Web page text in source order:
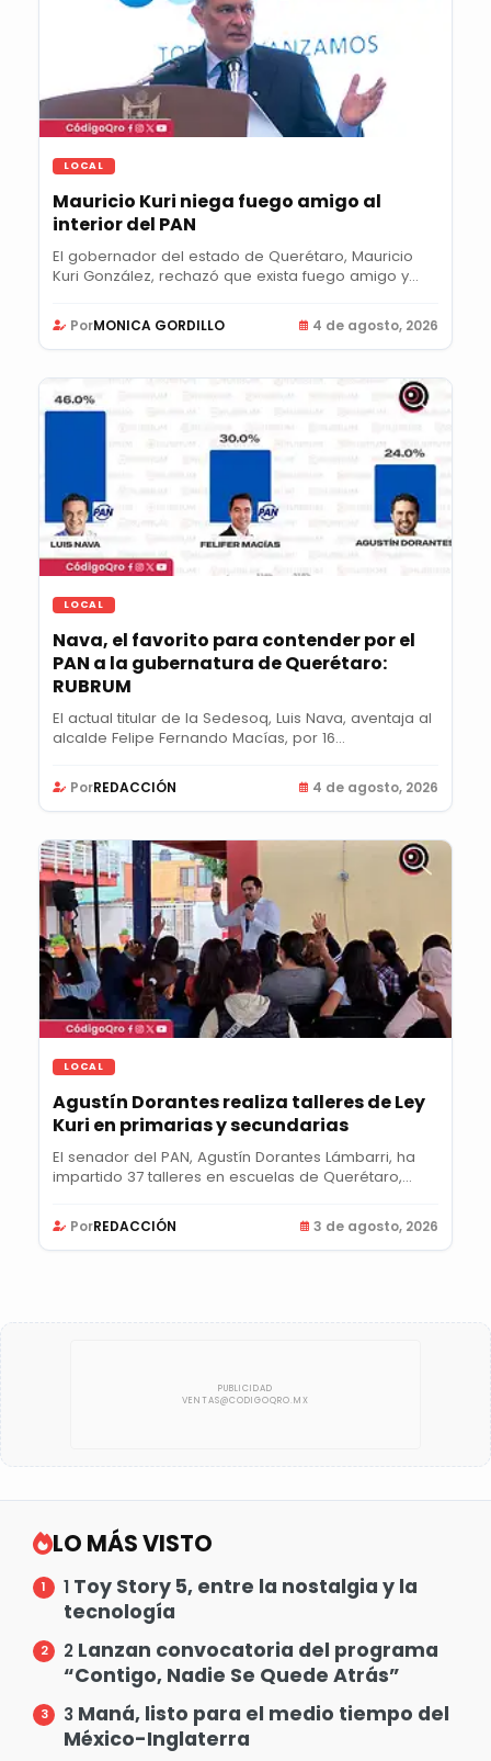
LOCAL
Mauricio Kuri niega fuego amigo al
interior del PAN
El gobernador del estado de Querétaro, Mauricio
Kuri González, rechazó que exista fuego amigo y...
PorMONICA GORDILLO 4 de agosto, 2026
LOCAL
Nava, el favorito para contender por el
PAN a la gubernatura de Querétaro:
RUBRUM
El actual titular de la Sedesoq, Luis Nava, aventaja al
alcalde Felipe Fernando Macías, por 16...
PorREDACCIÓN 4 de agosto, 2026
LOCAL
Agustín Dorantes realiza talleres de Ley
Kuri en primarias y secundarias
El senador del PAN, Agustín Dorantes Lámbarri, ha
impartido 37 talleres en escuelas de Querétaro,...
PorREDACCIÓN 3 de agosto, 2026
LO MÁS VISTO
1 Toy Story 5, entre la nostalgia y la
tecnología
2 Lanzan convocatoria del programa
“Contigo, Nadie Se Quede Atrás”
3 Maná, listo para el medio tiempo del
México-Inglaterra